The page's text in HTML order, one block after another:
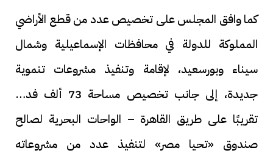
كما وافق المجلس على تخصيص عدد من قطع الأراضي
المملوكة للدولة في محافظات الإسماعيلية وشمال
سيناء وبورسعيد، لإقامة وتنفيذ مشروعات تنموية
جديدة، إلى جانب تخصيص مساحة 73 ألف فدان
تقريبًا على طريق القاهرة – الواحات البحرية لصالح
صندوق «تحيا مصر» لتنفيذ عدد من مشروعاته